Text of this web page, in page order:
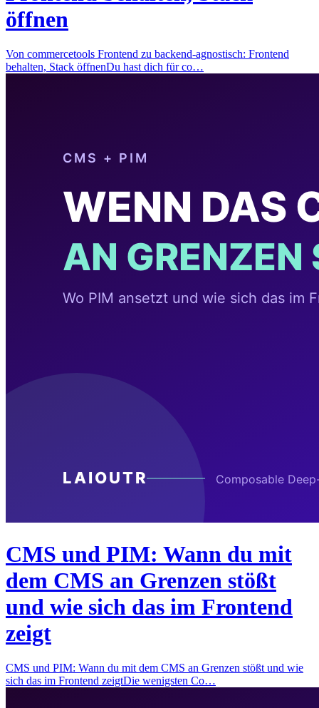
öffnen
Von commercetools Frontend zu backend-agnostisch: Frontend
behalten, Stack öffnenDu hast dich für co…
CMS und PIM: Wann du mit
dem CMS an Grenzen stößt
und wie sich das im Frontend
zeigt
CMS und PIM: Wann du mit dem CMS an Grenzen stößt und wie
sich das im Frontend zeigtDie wenigsten Co…